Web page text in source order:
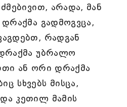
არადა, მან
გადმოგვცა,
რადგან
უბრალო
ან ორი დრაქმა
სხვებს მისცა,
კეთილ მამის